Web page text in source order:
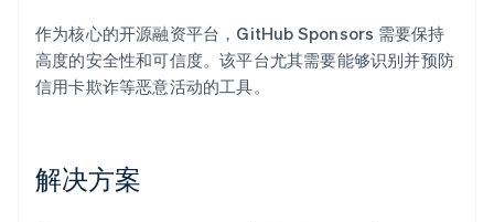
作为核心的开源融资平台，GitHub Sponsors 需要保持
高度的安全性和可信度。该平台尤其需要能够识别并预防
信用卡欺诈等恶意活动的工具。
解决方案